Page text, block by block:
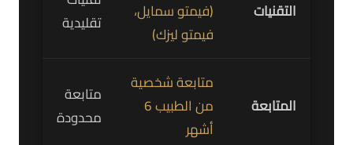
التقنيات
(فيمتو سمايل،
فيمتو ليزك)
تقليدية
المتابعة
متابعة شخصية
من الطبيب 6
أشهر
متابعة
محدودة